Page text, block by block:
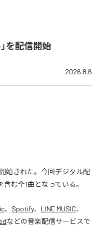
を配信開始
2026.8.6
開始された。今回デジタル配
む全1曲となっている。
、 Spotify、 LINE MUSIC、
などの音楽配信サービスで